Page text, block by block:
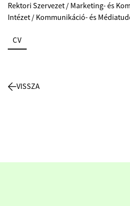
Rektori Szervezet / Marketing- és
Intézet / Kommunikáció- és
CV
VISSZA